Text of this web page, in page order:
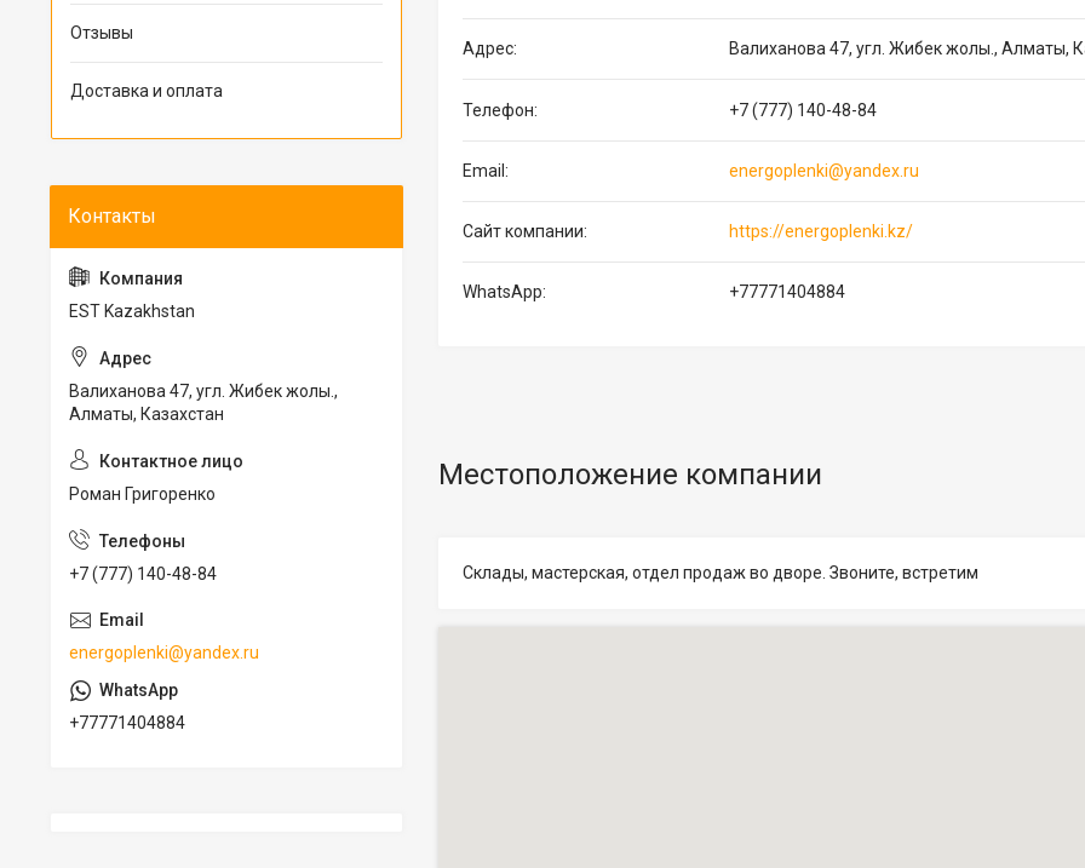
Валиханова 47, угл. Жибек жолы., Алматы,
+7 (777) 140-48-84
energoplenki@yandex.ru
https://energoplenki.kz/
+77771404884
Местоположение компании
Склады, мастерская, отдел продаж во дворе. Звоните, встретим
Отзывы
Доставка и оплата
EST Kazakhstan
Валиханова 47, угл. Жибек жолы.,
Алматы, Казахстан
Роман Григоренко
+7 (777) 140-48-84
energoplenki@yandex.ru
+77771404884